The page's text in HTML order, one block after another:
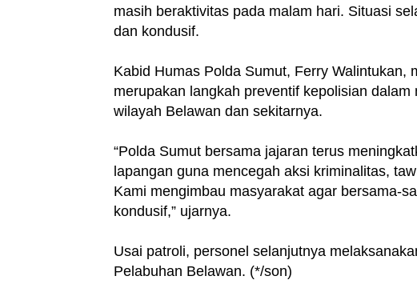
masih beraktivitas pada malam hari. Situasi
dan kondusif.
Kabid Humas Polda Sumut, Ferry Walintukan,
merupakan langkah preventif kepolisian
wilayah Belawan dan sekitarnya.
“Polda Sumut bersama jajaran terus
lapangan guna mencegah aksi kriminalitas,
Kami mengimbau masyarakat agar bersama-
kondusif,” ujarnya.
Usai patroli, personel selanjutnya
Pelabuhan Belawan. (*/son)